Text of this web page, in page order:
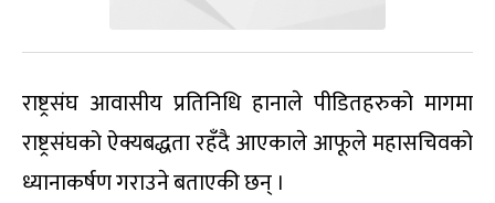
राष्ट्रसंघ आवासीय प्रतिनिधि हानाले पीडितहरुको मागमा
राष्ट्रसंघको ऐक्यबद्धता रहँदै आएकाले आफूले महासचिवको
ध्यानाकर्षण गराउने बताएकी छन् ।